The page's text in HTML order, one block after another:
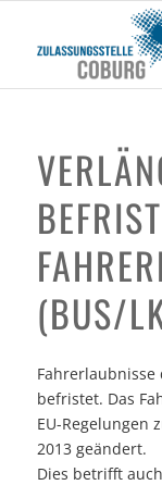
(BUS/
Fahrerlaubnisse
befristet. Das
EU-Regelungen
2013 geändert.
Dies betrifft